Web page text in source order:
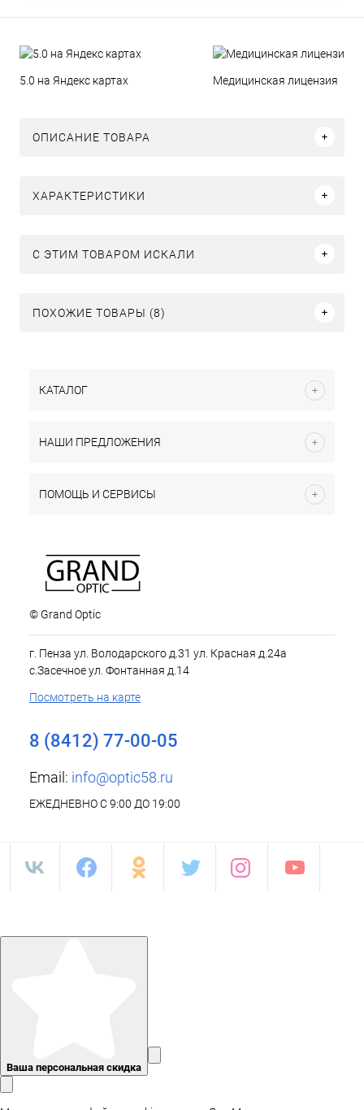
5.0 на Яндекс картах Медицинская лицензия
ОПИСАНИЕ ТОВАРА
ХАРАКТЕРИСТИКИ
C ЭТИМ ТОВАРОМ ИСКАЛИ
ПОХОЖИЕ ТОВАРЫ (8)
КАТАЛОГ
НАШИ ПРЕДЛОЖЕНИЯ
ПОМОЩЬ И СЕРВИСЫ
© Grand Optic
г. Пенза ул. Володарского д.31 ул. Красная д.24а
с.Засечное ул. Фонтанная д.14
Посмотреть на карте
8 (8412) 77-00-05
Email: info@optic58.ru
ЕЖЕДНЕВНО С 9:00 ДО 19:00
Ваша персональная скидка